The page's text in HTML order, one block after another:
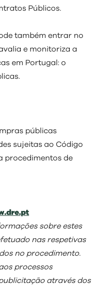
Públicos.
também entrar no
e monitoriza a
em Portugal: o
públicas
sujeitas ao Código
procedimentos de
sobre estes
nas respetivas
no procedimento.
processos
através dos